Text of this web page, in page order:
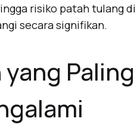
risiko patah tulang di
secara signifikan.
Paling